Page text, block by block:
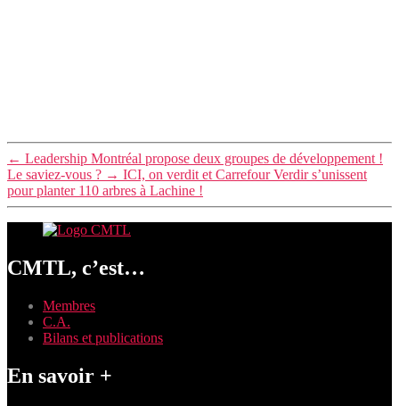
← Leadership Montréal propose deux groupes de développement !
Le saviez-vous ? → ICI, on verdit et Carrefour Verdir s’unissent
pour planter 110 arbres à Lachine !
CMTL, c’est…
Membres
C.A.
Bilans et publications
En savoir +